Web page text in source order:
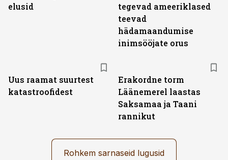
elusid
tegevad ameeriklased
teevad
hädamaandumise
inimsööjate orus
Uus raamat suurtest
katastroofidest
Erakordne torm
Läänemerel laastas
Saksamaa ja Taani
rannikut
Rohkem sarnaseid lugusid